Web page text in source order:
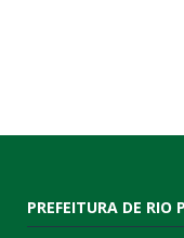
PREFEITURA DE RIO